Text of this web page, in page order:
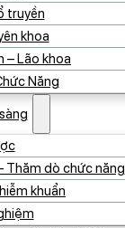
truyền
khoa
– Lão khoa
Năng
Thăm dò chức năng
khuẩn